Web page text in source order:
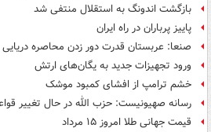
بازگشت اندونگ به استقلال منتفی شد
پاییز پرباران در راه ایران
صنعا: عربستان قدرت دور زدن محاصره دریایی
ورود تجهیزات جدید به یگان‌های ارتش
خشم ترامپ از افشای کمبود موشک
رسانه صهیونیست: حزب الله در حال تغییر
قیمت جهانی طلا امروز ۱۵ مرداد